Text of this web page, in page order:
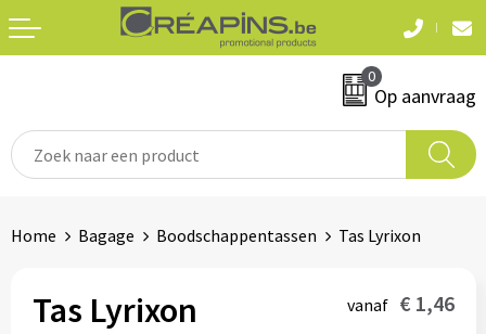
0
Op aanvraag
T-shirts
Sweaters en hoodies
Fleeces
Automerken
Snoepgoed
Home Bagage Boodschappentassen Tas Lyrixon
Tas Lyrixon vanaf € 1,46